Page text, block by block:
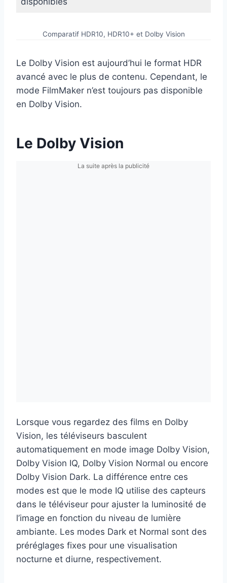
Comparatif HDR10, HDR10+ et Dolby Vision
Le Dolby Vision est aujourd’hui le format HDR
avancé avec le plus de contenu. Cependant, le
mode FilmMaker n’est toujours pas disponible
en Dolby Vision.
Le Dolby Vision
La suite après la publicité
Lorsque vous regardez des films en Dolby
Vision, les téléviseurs basculent
automatiquement en mode image Dolby Vision,
Dolby Vision IQ, Dolby Vision Normal ou encore
Dolby Vision Dark. La différence entre ces
modes est que le mode IQ utilise des capteurs
dans le téléviseur pour ajuster la luminosité de
l’image en fonction du niveau de lumière
ambiante. Les modes Dark et Normal sont des
préréglages fixes pour une visualisation
nocturne et diurne, respectivement.